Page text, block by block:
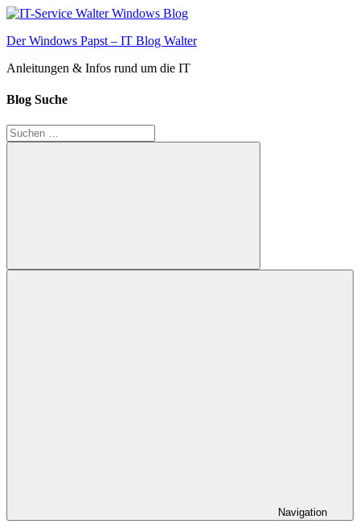
Zum
springen
Der Windows Papst – IT Blog Walter
Anleitungen & Infos rund um die IT
Blog Suche
Suchen
nach:
Suchen
Navigation